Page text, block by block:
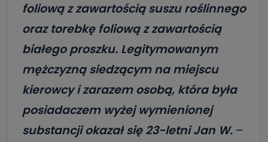
foliową z zawartością suszu roślinnego
oraz torebkę foliową z zawartością
białego proszku. Legitymowanym
mężczyzną siedzącym na miejscu
kierowcy i zarazem osobą, która była
posiadaczem wyżej wymienionej
substancji okazał się 23-letni Jan W. –